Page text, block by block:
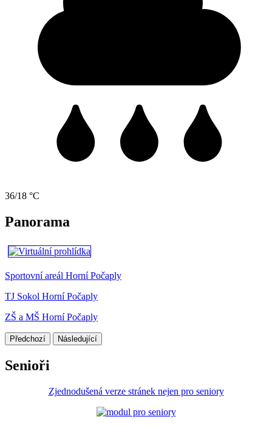
36/18 °C
Panorama
Sportovní areál Horní Počaply
TJ Sokol Horní Počaply
ZŠ a MŠ Horní Počaply
Předchozí Následující
Senioři
Zjednodušená verze stránek nejen pro seniory